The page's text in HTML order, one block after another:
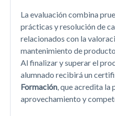
La evaluación combina
prácticas y resolución de
relacionados con la
mantenimiento de
Al finalizar y superar el
alumnado recibirá un
Formación , que acredita la
aprovechamiento y